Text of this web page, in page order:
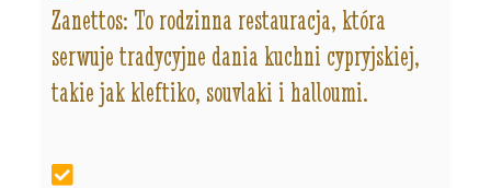
Zanettos: To rodzinna restauracja, która
serwuje tradycyjne dania kuchni cypryjskiej,
takie jak kleftiko, souvlaki i halloumi.